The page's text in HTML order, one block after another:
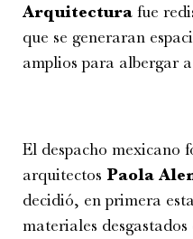
Arquitectura fue
que se generaran
amplios para albergar
El despacho mexicano
arquitectos Paola
decidió, en primera
materiales